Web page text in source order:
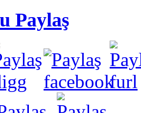
Paylaş